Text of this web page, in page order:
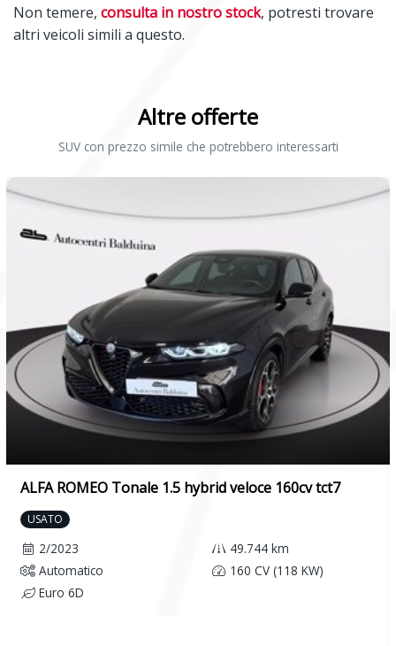
Non temere, consulta in nostro stock, potresti trovare
altri veicoli simili a questo.
Altre offerte
SUV con prezzo simile che potrebbero interessarti
ALFA ROMEO Tonale 1.5 hybrid veloce 160cv tct7
USATO
2/2023
49.744 km
Automatico
160 CV (118 KW)
Euro 6D